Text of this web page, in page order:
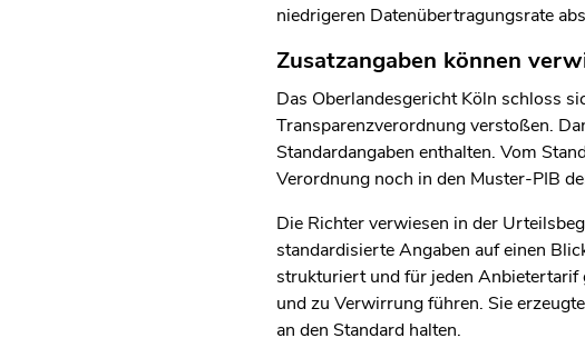
niedrigeren Datenübertragungsrate
Zusatzangaben können
Das Oberlandesgericht Köln schloss
Transparenzverordnung verstoßen.
Standardangaben enthalten. Vom
Verordnung noch in den Muster-PIB
Die Richter verwiesen in der
standardisierte Angaben auf einen
strukturiert und für jeden Anbietertarif
und zu Verwirrung führen. Sie
an den Standard halten.